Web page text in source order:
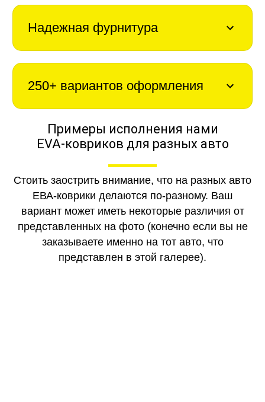
Надежная фурнитура
250+ вариантов оформления
Примеры исполнения нами
EVA-ковриков для разных авто
Стоить заострить внимание, что на разных авто
ЕВА-коврики делаются по-разному. Ваш
вариант может иметь некоторые различия от
представленных на фото (конечно если вы не
заказываете именно на тот авто, что
представлен в этой галерее).